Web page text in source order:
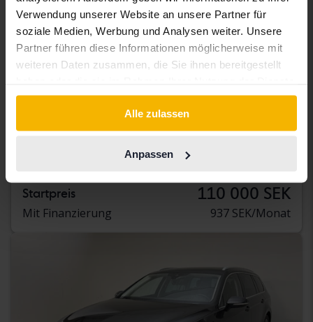
Verwendung unserer Website an unsere Partner für
soziale Medien, Werbung und Analysen weiter. Unsere
Partner führen diese Informationen möglicherweise mit
weiteren Daten zusammen, die Sie ihnen bereitgestellt
gesammelt haben.
Alle zulassen
Anpassen
Getestet
Volkswagen Passat
154 300 Kilometer
Elektrisch/Benzin
Startpreis 110 000 SEK
Mit Finanzierung 937 SEK/Monat